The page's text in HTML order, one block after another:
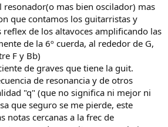
resonador(o mas bien oscilador) mas
que contamos los guitarristas y
de los altavoces amplificando las
de la 6º cuerda, al rededor de G,
F y Bb)
de graves que tiene la guit.
de resonancia y de otros
"q" (que no significa ni mejor ni
que seguro se me pierde, este
notas cercanas a la frec de